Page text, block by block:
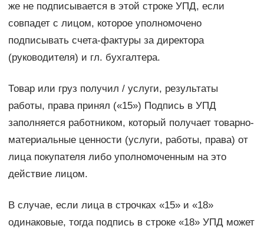
же не подписывается в этой строке УПД, если
совпадет с лицом, которое уполномочено
подписывать счета-фактуры за директора
(руководителя) и гл. бухгалтера.
Товар или груз получил / услуги, результаты
работы, права принял («15») Подпись в УПД
заполняется работником, который получает товарно-
материальные ценности (услуги, работы, права) от
лица покупателя либо уполномоченным на это
действие лицом.
В случае, если лица в строчках «15» и «18»
одинаковые, тогда подпись в строке «18» УПД может